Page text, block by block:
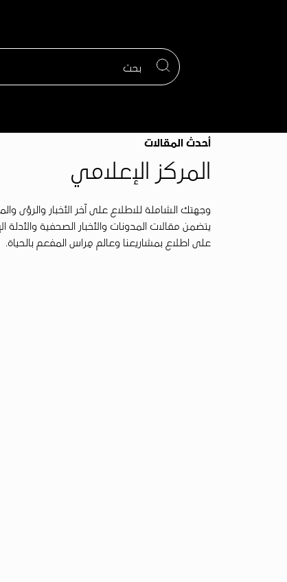
أحدث المقالات
المركز الإعلامي
وجهتك الشاملة للاطلاع على آخر الأخبار والرؤى
يتضمن مقالات المدونات والأخبار الصحفية والأدلة
على اطلاع بمشاريعنا وعالم مِراس المفعم بالحياة.